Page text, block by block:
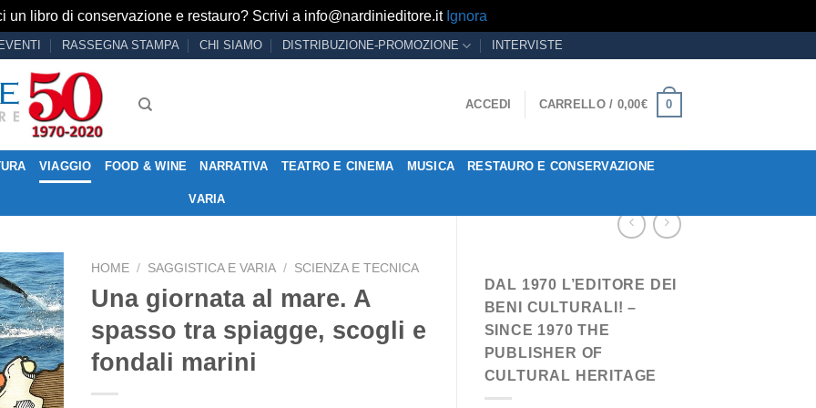
un libro di conservazione e restauro? Scrivi a info@nardinieditore.it Ignora
EVENTI RASSEGNA STAMPA CHI SIAMO DISTRIBUZIONE-PROMOZIONE INTERVISTE
ACCEDI CARRELLO / 0,00€ 0
VIAGGIO FOOD & WINE NARRATIVA TEATRO E CINEMA MUSICA RESTAURO E CONSERVAZIONE
VARIA
DAL 1970 L’EDITORE DEI
BENI CULTURALI! –
SINCE 1970 THE
PUBLISHER OF
CULTURAL HERITAGE
Aggiungi
alla lista
dei
desideri
HOME / SAGGISTICA E VARIA / SCIENZA E TECNICA
Una giornata al mare. A
spasso tra spiagge, scogli e
fondali marini